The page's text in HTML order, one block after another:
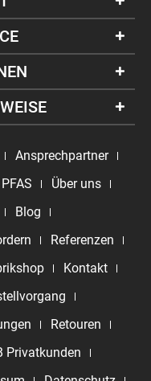
Ansprechpartner
PFAS
Über uns
Blog
Referenzen
Kontakt
Retouren
Privatkunden